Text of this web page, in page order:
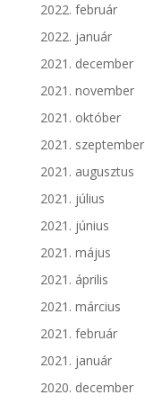
2022. február
2022. január
2021. december
2021. november
2021. október
2021. szeptember
2021. augusztus
2021. július
2021. június
2021. május
2021. április
2021. március
2021. február
2021. január
2020. december